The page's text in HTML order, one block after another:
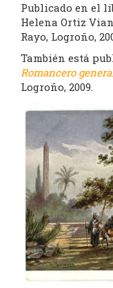
Publicado en el
Helena Ortiz
Rayo, Logroño,
También está
Romancero
Logroño, 2009.